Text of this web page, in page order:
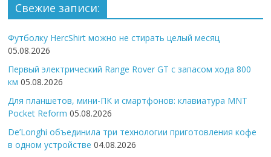
Свежие записи:
Футболку HercShirt можно не стирать целый месяц
05.08.2026
Первый электрический Range Rover GT с запасом хода 800
км 05.08.2026
Для планшетов, мини-ПК и смартфонов: клавиатура MNT
Pocket Reform 05.08.2026
De’Longhi объединила три технологии приготовления кофе
в одном устройстве 04.08.2026